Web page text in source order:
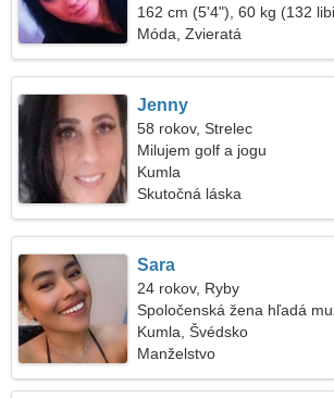
162 cm (5'4"), 60 kg (132
Móda, Zvieratá
Jenny
58 rokov, Strelec
Milujem golf a jogu
Kumla
Skutočná láska
Sara
24 rokov, Ryby
Spoločenská žena hľadá
Kumla, Švédsko
Manželstvo